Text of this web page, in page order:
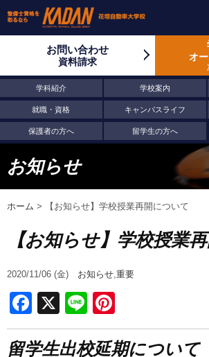
お問い合わせ
資料請求 オ
学科紹介 学校案内
就職・資格 キャンパスライフ
保護者の方へ 留学生の方へ
お知らせ
ホーム > 【お知らせ】学校授業再開について
【お知らせ】学校授業
2020/11/06 (金) お知らせ 重要
Facebook
X Line
留学生出校延期について